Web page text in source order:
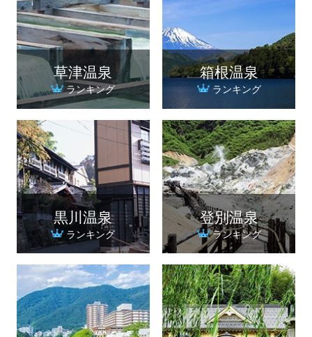
草津温泉
ランキング
箱根温泉
ランキング
黒川温泉
ランキング
登別温泉
ランキング